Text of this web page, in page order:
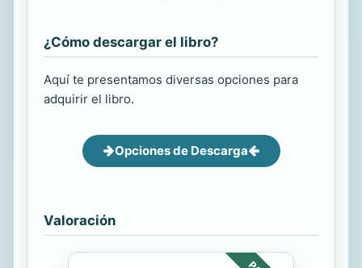
¿Cómo descargar el libro?
Aquí te presentamos diversas opciones para
adquirir el libro.
Opciones de Descarga
Valoración